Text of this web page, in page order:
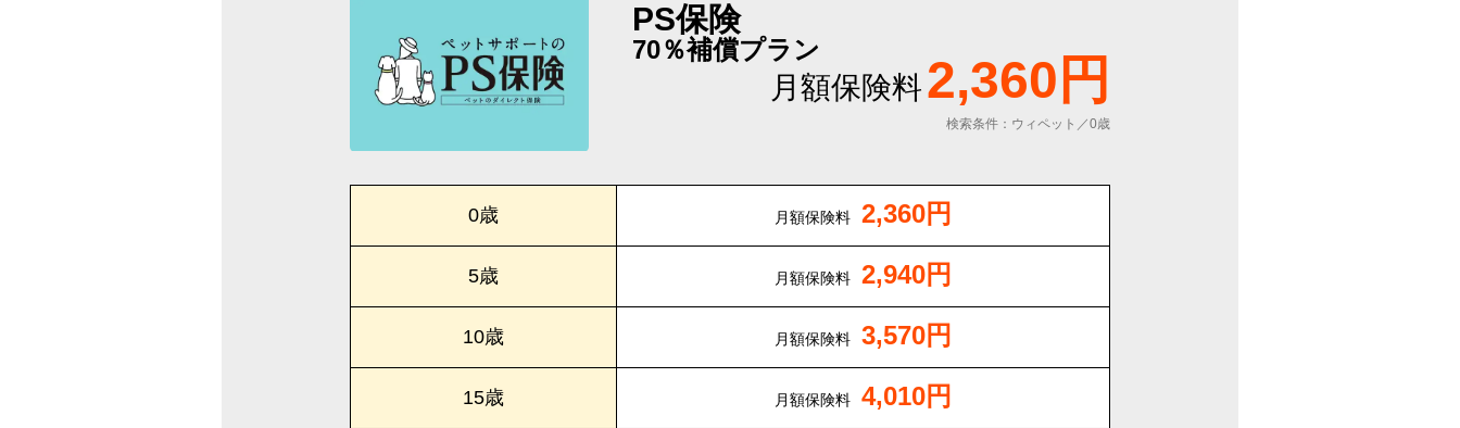
PS保険
70％補償プラン
月額保険料2,360円
検索条件：ウィペット／0歳
0歳 月額保険料 2,360円
5歳 月額保険料 2,940円
10歳 月額保険料 3,570円
15歳 月額保険料 4,010円